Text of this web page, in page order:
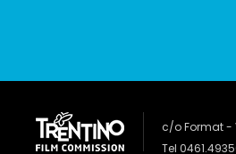
c/o Format -
Tel